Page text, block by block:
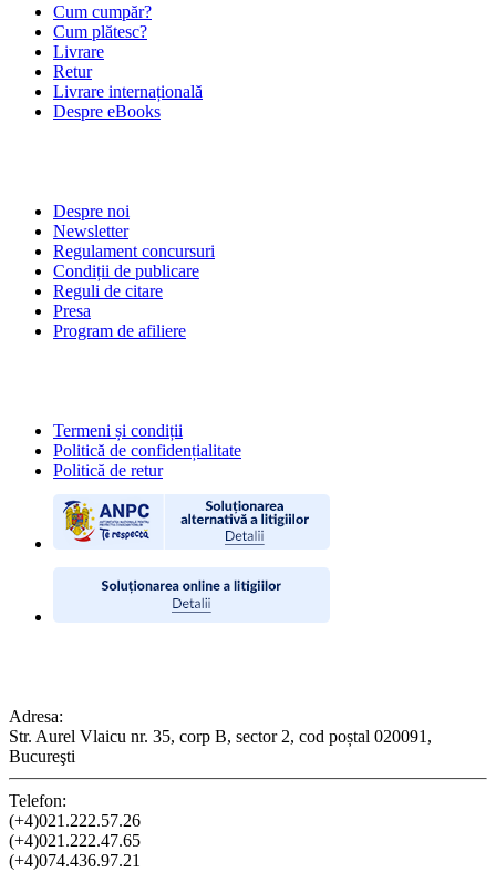
Cum cumpăr?
Cum plătesc?
Livrare
Retur
Livrare internațională
Despre eBooks
Despre noi
Newsletter
Regulament concursuri
Condiții de publicare
Reguli de citare
Presa
Program de afiliere
Termeni și condiții
Politică de confidențialitate
Politică de retur
Adresa:
Str. Aurel Vlaicu nr. 35, corp B, sector 2, cod poștal 020091,
Bucureşti
Telefon:
(+4)021.222.57.26
(+4)021.222.47.65
(+4)074.436.97.21